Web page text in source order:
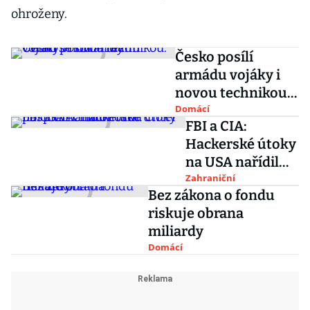
ohroženy.
Česko posílí
armádu vojáky i
novou technikou.
Utratí se miliardy
Domácí
FBI a CIA:
Hackerské útoky
na USA nařídil
Putin. Chtěl
pošpinit
Clintonovou
Zahraniční
Bez zákona o fondu
riskuje obrana
miliardy
Domácí